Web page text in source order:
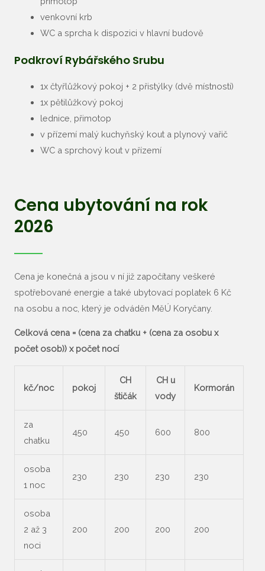
venkovní krb
WC a sprcha k dispozici v hlavní budově
Podkroví Rybářského Srubu
1x čtyřlůžkový pokoj + 2 přistýlky (dvě místnosti)
1x pětilůžkový pokoj
lednice, přimotop
v přízemí malý kuchyňský kout a plynový vařič
WC a sprchový kout v přízemí
Cena ubytování na rok
2026
Cena je konečná a jsou v ní již započítany veškeré
spotřebované energie a také ubytovací poplatek 6 Kč
na osobu a noc, který je odváděn MěÚ Koryčany.
Celková cena = (cena za chatku + (cena za osobu x
počet osob)) x počet nocí
kč/noc pokoj
CH
štičák
CH u
vody
Kormorán
za
chatku
450 450 600 800
osoba
1 noc
230 230 230 230
osoba
2 až 3
noci
200 200 200 200